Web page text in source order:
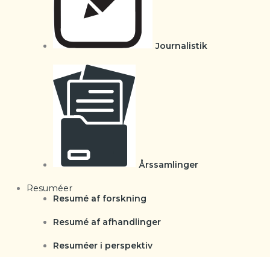
Journalistik
Årssamlinger
Resuméer
Resumé af forskning
Resumé af afhandlinger
Resuméer i perspektiv